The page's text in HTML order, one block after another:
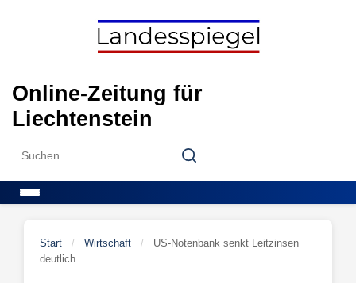
Online-Zeitung für
Liechtenstein
Search
Search
Start / Wirtschaft /
US-Notenbank senkt Leitzinsen
deutlich